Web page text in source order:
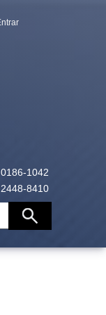
1042
8410